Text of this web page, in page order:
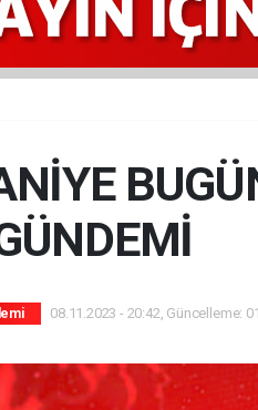
08.11.2023 - 20:42, Güncelleme: